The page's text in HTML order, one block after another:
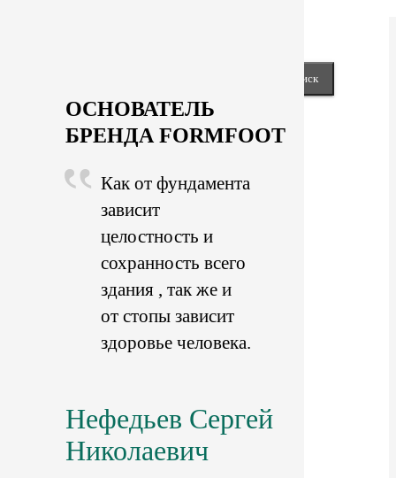
ОСНОВАТЕЛЬ
БРЕНДА FORMFOOT
Как от фундамента
зависит
целостность и
сохранность всего
здания , так же и
от стопы зависит
здоровье человека.
Нефедьев Сергей
Николаевич